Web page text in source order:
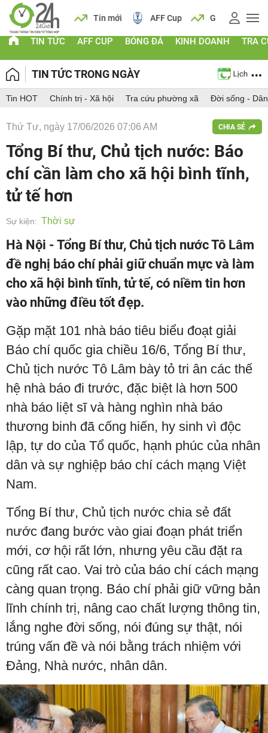
Lịch Tin mới AFF Cup Giá vàng
TIN TỨC AFF CUP BÓNG ĐÁ KINH DOANH TRA
TIN TỨC TRONG NGÀY
Tin HOT Chính trị - Xã hội Tra cứu phường xã Đời sống -
Thứ Tư, ngày 17/06/2026 07:06 AM CHIA SẺ
Tổng Bí thư, Chủ tịch nước: Báo
chí cần làm cho xã hội bình tĩnh,
tử tế hơn
Sự kiện: Thời sự
Hà Nội - Tổng Bí thư, Chủ tịch nước Tô Lâm
đề nghị báo chí phải giữ chuẩn mực và làm
cho xã hội bình tĩnh, tử tế, có niềm tin hơn
vào những điều tốt đẹp.
Gặp mặt 101 nhà báo tiêu biểu đoạt giải
Báo chí quốc gia chiều 16/6, Tổng Bí thư,
Chủ tịch nước Tô Lâm bày tỏ tri ân các thế
hệ nhà báo đi trước, đặc biệt là hơn 500
nhà báo liệt sĩ và hàng nghìn nhà báo
thương binh đã cống hiến, hy sinh vì độc
lập, tự do của Tổ quốc, hạnh phúc của nhân
dân và sự nghiệp báo chí cách mạng Việt
Nam.
Tổng Bí thư, Chủ tịch nước chia sẻ đất
nước đang bước vào giai đoạn phát triển
mới, cơ hội rất lớn, nhưng yêu cầu đặt ra
cũng rất cao. Vai trò của báo chí cách mạng
càng quan trọng. Báo chí phải giữ vững bản
lĩnh chính trị, nâng cao chất lượng thông tin,
lắng nghe đời sống, nói đúng sự thật, nói
trúng vấn đề và nói bằng trách nhiệm với
Đảng, Nhà nước, nhân dân.